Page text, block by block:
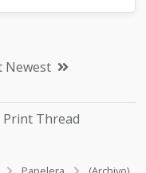
Newest
Print Thread